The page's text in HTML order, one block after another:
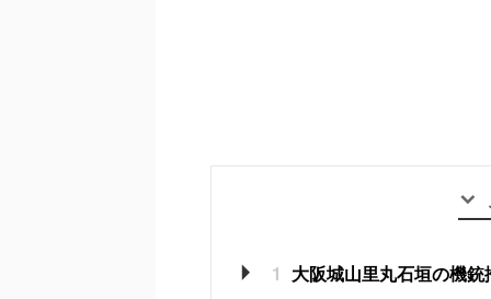
1 大阪城山里丸石垣の機